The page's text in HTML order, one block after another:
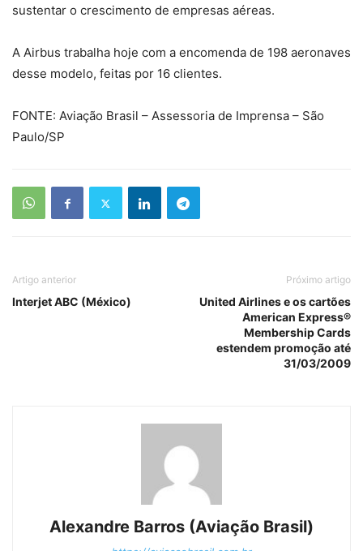
sustentar o crescimento de empresas aéreas.
A Airbus trabalha hoje com a encomenda de 198 aeronaves
desse modelo, feitas por 16 clientes.
FONTE: Aviação Brasil – Assessoria de Imprensa – São
Paulo/SP
Artigo anterior
Interjet ABC (México)
Próximo artigo
United Airlines e os cartões
American Express®
Membership Cards
estendem promoção até
31/03/2009
Alexandre Barros (Aviação Brasil)